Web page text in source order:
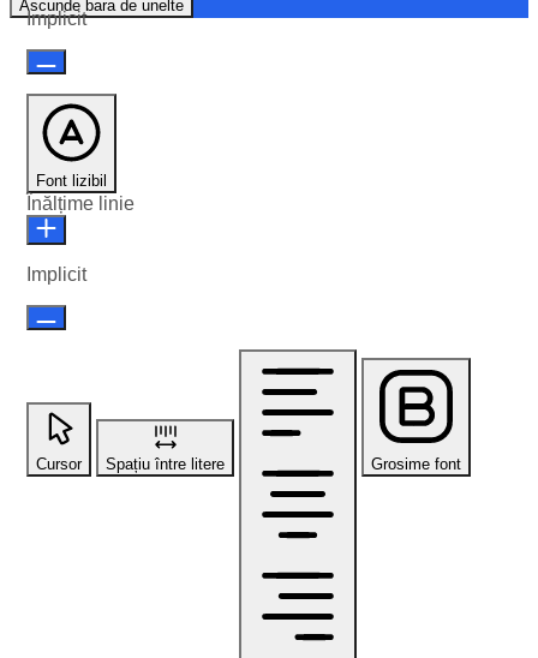
Ascunde bara de unelte
Implicit
Font lizibil
Înălțime linie
Implicit
Cursor Spațiu între litere Grosime font